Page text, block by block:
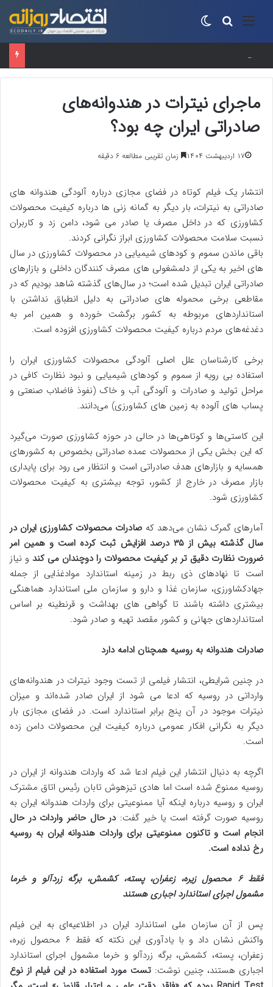
منو جستجو برای
ماجرای نیترات در هندوانه‌های
صادراتی ایران چه بود؟
۱۷ اردیبهشت ۱۴۰۴ زمان تقریبی مطالعه 6 دقیقه
انتشار یک فیلم کوتاه در فضای مجازی درباره آلودگی هندوانه های
صادراتی به نیترات، بار دیگر به گمانه زنی ها درباره کیفیت محصولات
کشاورزی که در داخل مصرف یا صادر می شود، دامن زد و کاربران
نسبت سلامت محصولات کشاورزی ابراز نگرانی کردند.
باقی ماندن سموم و کودهای شیمیایی در محصولات کشاورزی در سال
های اخیر به یکی از دلمشغولی های مصرف کنندگان داخلی و بازارهای
صادراتی ایران تبدیل شده است؛ در سال‌های گذشته شاهد بودیم که در
مقاطعی برخی محموله های صادراتی به دلیل انطباق نداشتن با
استانداردهای مربوطه به کشور برگشت خورده و همین امر به
دغدغه‌های مردم درباره کیفیت محصولات کشاورزی افزوده است.
برخی کارشناسان علل اصلی آلودگی محصولات کشاورزی ایران را
استفاده بی رویه از سموم و کودهای شیمیایی و نبود نظارت کافی در
مراحل تولید و صادرات و آلودگی آب و خاک (نفوذ فاضلاب صنعتی و
پساب‌ های آلوده به زمین‌ های کشاورزی) می‌دانند.
این کاستی‌ها و کوتاهی‌ها در حالی در حوزه کشاورزی صورت می‌گیرد
که این بخش یکی از محصولات عمده صادراتی بخصوص به کشورهای
همسایه و بازارهای هدف صادراتی است و انتظار می رود برای پایداری
بازار مصرف در خارج از کشور، توجه بیشتری به کیفیت محصولات
کشاورزی شود.
آمارهای گمرک نشان می‌دهد که صادرات محصولات کشاورزی ایران در
سال گذشته بیش از ۳۵ درصد افزایش ثبت کرده است و همین امر
ضرورت نظارت دقیق تر بر کیفیت محصولات را دوچندان می کند و نیاز
است تا نهادهای ذی ربط در زمینه استاندارد موادغذایی از جمله
جهادکشاورزی، سازمان غذا و دارو و سازمان ملی استاندارد هماهنگی
بیشتری داشته باشند تا گواهی های بهداشت و قرنطینه بر اساس
استانداردهای جهانی و کشور مقصد تهیه و صادر شود.
صادرات هندوانه به روسیه همچنان ادامه دارد
در چنین شرایطی، انتشار فیلمی از تست وجود نیترات در هندوانه‌های
وارداتی در روسیه که ادعا می شود از ایران صادر شده‌اند و میزان
نیترات موجود در آن پنج برابر استاندارد است. در فضای مجازی بار
دیگر به نگرانی افکار عمومی درباره کیفیت این محصولات دامن زده
است.
اگرچه به دنبال انتشار این فیلم ادعا شد که واردات هندوانه از ایران در
روسیه ممنوع شده است اما هادی تیزهوش تابان رئیس اتاق مشترک
ایران و روسیه درباره اینکه آیا ممنوعیتی برای واردات هندوانه ایران به
روسیه صورت گرفته است یا خیر گفت:در حال حاضر واردات در حال
انجام است و تاکنون ممنوعیتی برای واردات هندوانه ایران به روسیه
رخ نداده است.
فقط ۶ محصول زیره، زعفران، پسته، کشمش، برگه زردآلو و خرما
مشمول اجرای استاندارد اجباری هستند
پس از آن سازمان ملی استاندارد ایران در اطلاعیه‌ای به این فیلم
واکنش نشان داد و با یادآوری این نکته که فقط ۶ محصول زیره،
زعفران، پسته، کشمش، برگه زردآلو و خرما مشمول اجرای استاندارد
اجباری هستند، چنین نوشت: تست مورد استفاده در این فیلم از نوع